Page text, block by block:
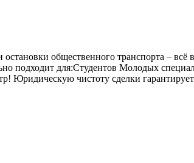
общественного транспорта – всё
подходит для:Студентов Молодых
Юридическую чистоту сделки